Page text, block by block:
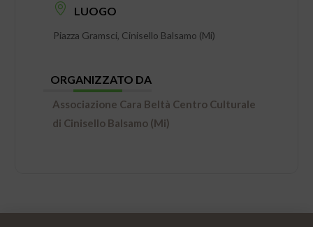
LUOGO
Piazza Gramsci, Cinisello Balsamo (Mi)
ORGANIZZATO DA
Associazione Cara Beltà Centro Culturale
di Cinisello Balsamo (Mi)